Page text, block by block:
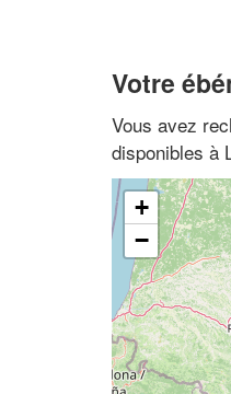
Votre
Vous avez
disponibles à
+
−